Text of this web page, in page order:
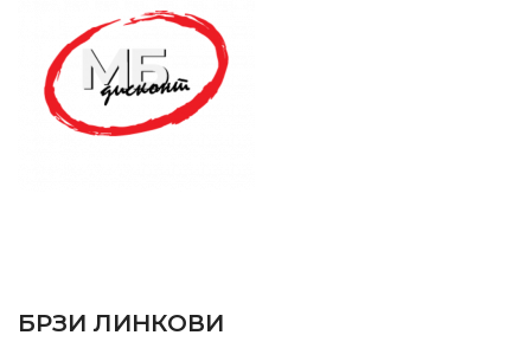
БРЗИ ЛИНКОВИ